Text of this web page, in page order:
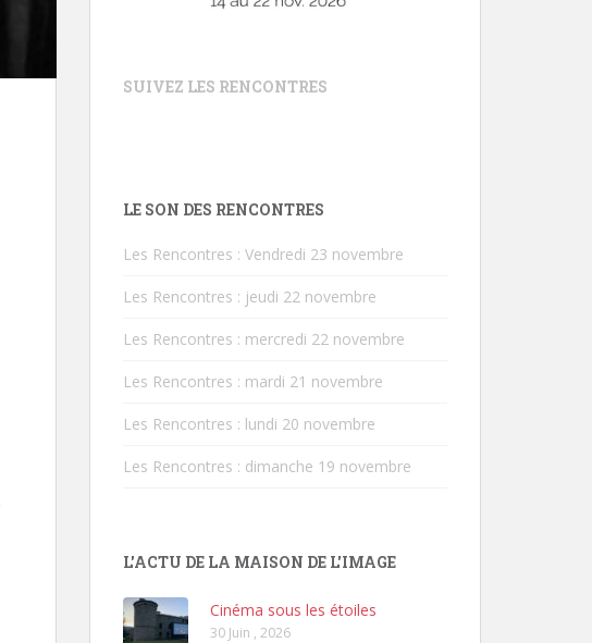
SUIVEZ LES RENCONTRES
LE SON DES RENCONTRES
Les Rencontres : Vendredi 23 novembre
Les Rencontres : jeudi 22 novembre
Les Rencontres : mercredi 22 novembre
Les Rencontres : mardi 21 novembre
Les Rencontres : lundi 20 novembre
Les Rencontres : dimanche 19 novembre
L'ACTU DE LA MAISON DE L'IMAGE
Cinéma sous les étoiles
30 Juin , 2026